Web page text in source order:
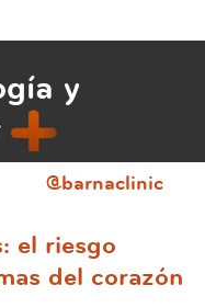
y
@barnaclinic
el riesgo
del corazón